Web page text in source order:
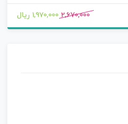
2,670,000 1,970,000 ریال